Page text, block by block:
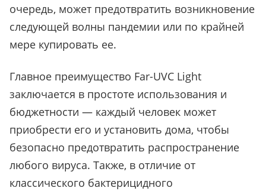
очередь, может предотвратить возникновение
следующей волны пандемии или по крайней
мере купировать ее.
Главное преимущество Far-UVC Light
заключается в простоте использования и
бюджетности — каждый человек может
приобрести его и установить дома, чтобы
безопасно предотвратить распространение
любого вируса. Также, в отличие от
классического бактерицидного